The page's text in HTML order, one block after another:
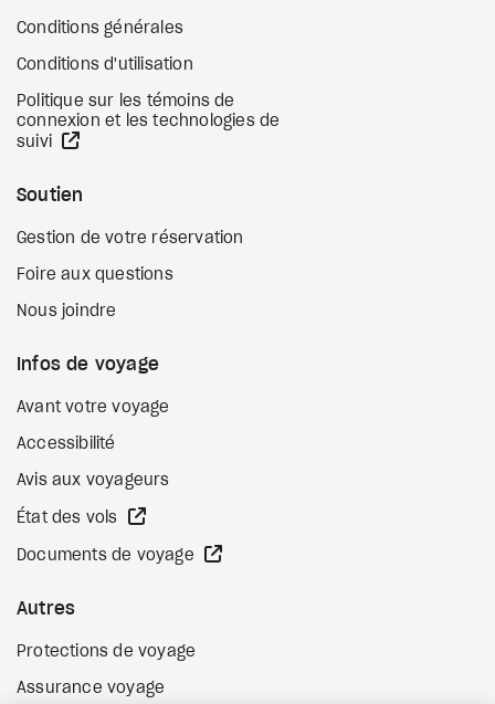
Conditions générales
Conditions d'utilisation
Politique sur les témoins de
connexion et les technologies de
suivi
Soutien
Gestion de votre réservation
Foire aux questions
Nous joindre
Infos de voyage
Avant votre voyage
Accessibilité
Avis aux voyageurs
État des vols
Documents de voyage
Autres
Protections de voyage
Assurance voyage